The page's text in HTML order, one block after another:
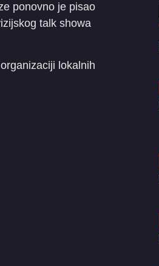
ponovno je pisao
talk showa
lokalnih